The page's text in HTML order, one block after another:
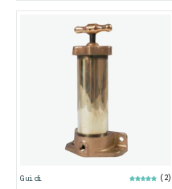
Guidi (2)